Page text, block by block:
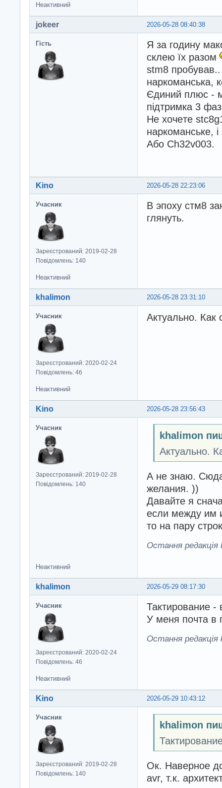
Неактивний
2026-05-28 08:40:38
jokeer
Гість
Я за годину
склею їх разом
stm8 пробував..
наркоманська,
Єдиний плюс -
підтримка 3
Не хочeте
наркоманське,
Або Ch32v003.
2026-05-28 22:23:06
Kino
Учасник
Зареєстрований: 2019-02-28
Повідомлень: 140
В эпоху стм8
глянуть.
Неактивний
2026-05-28 23:31:10
khalimon
Учасник
Зареєстрований: 2020-02-24
Повідомлень: 46
Актуально. Как
Неактивний
2026-05-28 23:56:43
Kino
Учасник
Зареєстрований: 2019-02-28
Повідомлень: 140
khalimon
Актуально.
А не знаю. Сюда
желания. ))
Давайте я
если между им
то на пару
Остання редакція
Неактивний
2026-05-29 08:17:30
khalimon
Учасник
Зареєстрований: 2020-02-24
Повідомлень: 46
Тактирование -
У меня почта в
Остання редакція
Неактивний
2026-05-29 10:43:12
Kino
Учасник
Зареєстрований: 2019-02-28
Повідомлень: 140
khalimon
Ок. Наверное
avr, т.к.